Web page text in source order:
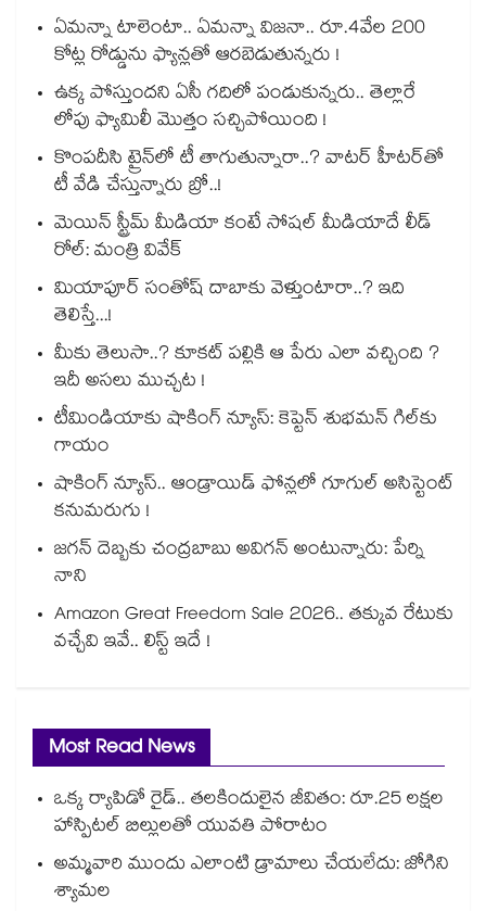
ఏమన్నా టాలెంటా.. ఏమన్నా విజనా.. రూ.4వేల 200
కోట్ల రోడ్డును ఫ్యాన్లతో ఆరబెడుతున్నరు !
ఉక్క పోస్తుందని ఏసీ గదిలో పండుకున్నరు.. తెల్లారే
లోపు ఫ్యామిలీ మొత్తం సచ్చిపోయింది !
కొంపదీసి ట్రైన్⁬లో టీ తాగుతున్నారా..? వాటర్ హీటర్⁭⁭తో
టీ వేడి చేస్తున్నారు బ్రో..!
మెయిన్ స్ట్రీమ్ మీడియా కంటే సోషల్ మీడియాదే లీడ్
రోల్: మంత్రి వివేక్
మియాపూర్ సంతోష్ దాబాకు వెళ్తుంటారా..? ఇది
తెలిస్తే...!
మీకు తెలుసా..? కూకట్ పల్లికి ఆ పేరు ఎలా వచ్చింది ?
ఇదీ అసలు ముచ్చట !
టీమిండియాకు షాకింగ్ న్యూస్: కెప్టెన్ శుభమన్ గిల్‎కు
గాయం
షాకింగ్ న్యూస్.. ఆండ్రాయిడ్ ఫోన్లలో గూగుల్ అసిస్టెంట్
కనుమరుగు !
జగన్ దెబ్బకు చంద్రబాబు అవిగన్ అంటున్నారు: పేర్ని
నాని
Amazon Great Freedom Sale 2026.. తక్కువ రేటుకు
వచ్చేవి ఇవే.. లిస్ట్ ఇదే !
Most Read News
ఒక్క ర్యాపిడో రైడ్.. తలకిందులైన జీవితం: రూ.25 లక్షల
హాస్పిటల్ బిల్లులతో యువతి పోరాటం
అమ్మవారి ముందు ఎలాంటి డ్రామాలు చేయలేదు: జోగిని
శ్యామల